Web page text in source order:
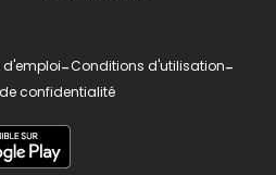
d'emploi-Conditions d'utilisation-
confidentialité